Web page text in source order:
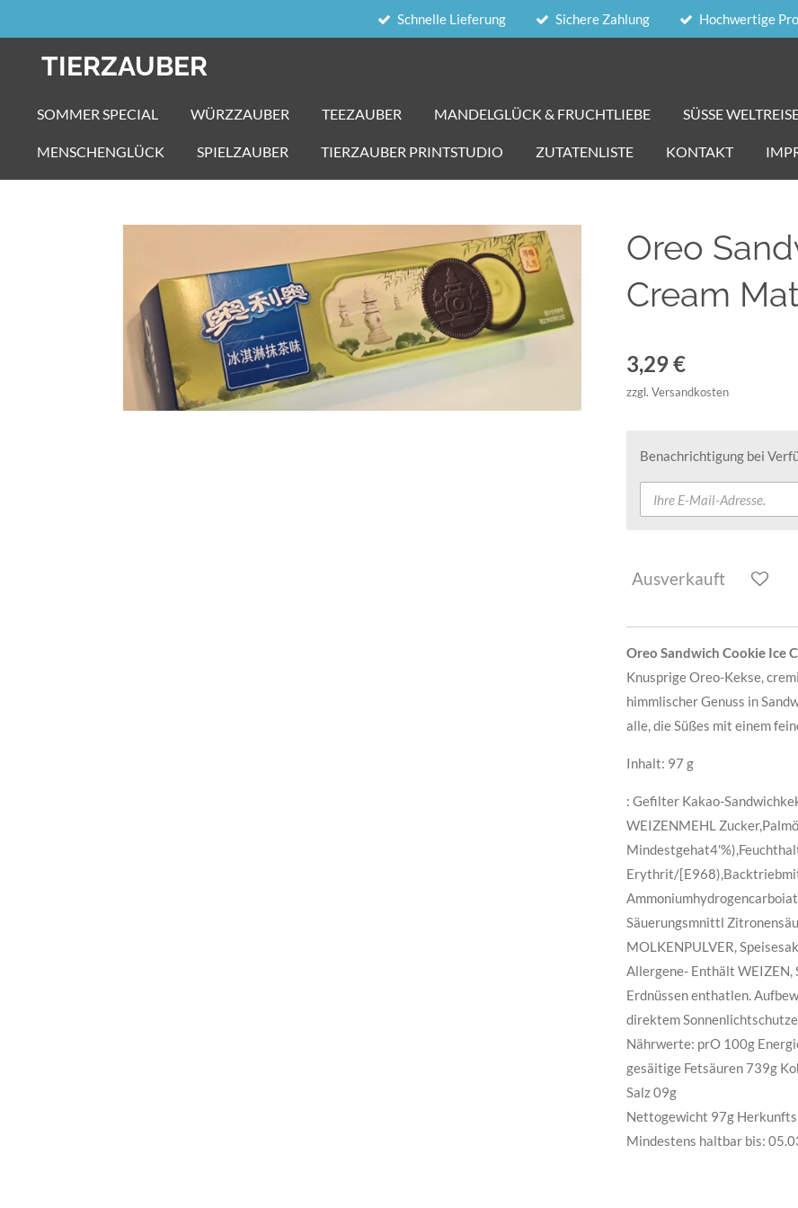
Schnelle Lieferung Sichere Zahlung Hochwertige
TIERZAUBER
SOMMER SPECIAL WÜRZZAUBER TEEZAUBER MANDELGLÜCK & FRUCHTLIEBE SÜSSE
MENSCHENGLÜCK SPIELZAUBER TIERZAUBER PRINTSTUDIO ZUTATENLISTE KONTAKT
Oreo
Cream
3,29 €
zzgl. Versandkosten
Benachrichtigung bei
Ausverkauft
Oreo Sandwich Cookie Ice
Knusprige Oreo-Kekse,
himmlischer Genuss in
alle, die Süßes mit einem
Inhalt: 97 g
: Gefilter Kakao-
WEIZENMEHL
Erythrit/
Säuerungsmnittl
MOLKENPULVER,
Allergene- Enthält WEIZEN,
Erdnüssen enthatlen.
direktem
Nährwerte: prO 100g
gesäitige Fetsäuren 739g
Salz 09g
Nettogewicht 97g
Mindestens haltbar bis: